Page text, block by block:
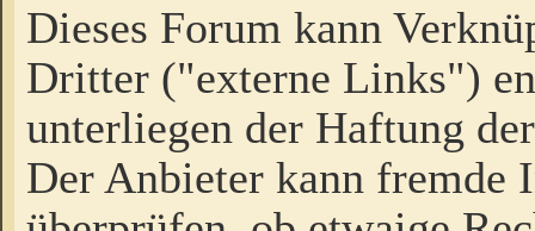
Dieses Forum kann
Dritter ("externe Links")
unterliegen der Haftung
Der Anbieter kann fremde